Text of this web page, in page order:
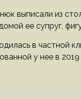
выписали из
ее супруг,
в частной
у нее в 2019